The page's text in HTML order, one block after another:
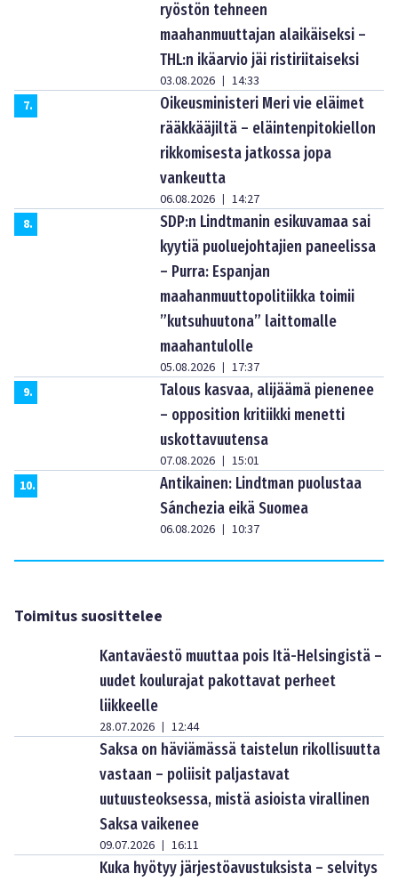
ryöstön tehneen
maahanmuuttajan alaikäiseksi –
THL:n ikäarvio jäi ristiriitaiseksi
03.08.2026
14:33
7.
Oikeusministeri Meri vie eläimet
rääkkääjiltä – eläintenpitokiellon
rikkomisesta jatkossa jopa
vankeutta
06.08.2026
14:27
8.
SDP:n Lindtmanin esikuvamaa sai
kyytiä puoluejohtajien paneelissa
– Purra: Espanjan
maahanmuuttopolitiikka toimii
”kutsuhuutona” laittomalle
maahantulolle
05.08.2026
17:37
9.
Talous kasvaa, alijäämä pienenee
– opposition kritiikki menetti
uskottavuutensa
07.08.2026
15:01
10.
Antikainen: Lindtman puolustaa
Sánchezia eikä Suomea
06.08.2026 10:37
Toimitus suosittelee
Kantaväestö muuttaa pois Itä-Helsingistä –
uudet koulurajat pakottavat perheet
liikkeelle
28.07.2026 12:44
Saksa on häviämässä taistelun rikollisuutta
vastaan – poliisit paljastavat
uutuusteoksessa, mistä asioista virallinen
Saksa vaikenee
09.07.2026 16:11
Kuka hyötyy järjestöavustuksista – selvitys